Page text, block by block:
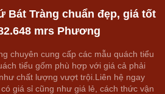
Bát Tràng chuẩn đẹp, giá tốt
mrs Phương
chuyên cung cấp các mẫu quách tiểu
tiểu gốm phù hợp với giá cả phải
chất lượng vượt trội.Liên hệ ngay
giá sỉ cũng như giá lẻ, cách thức vận